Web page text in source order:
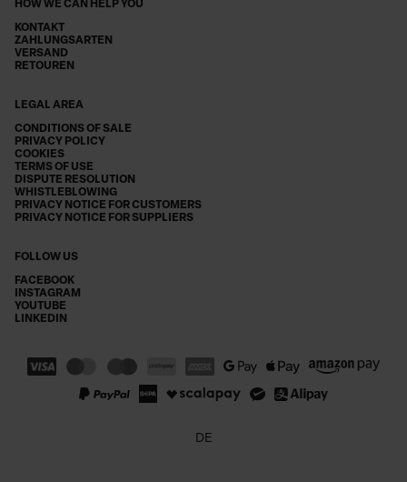
HOW WE CAN HELP YOU
KONTAKT
ZAHLUNGSARTEN
VERSAND
RETOUREN
LEGAL AREA
CONDITIONS OF SALE
PRIVACY POLICY
COOKIES
TERMS OF USE
DISPUTE RESOLUTION
WHISTLEBLOWING
PRIVACY NOTICE FOR CUSTOMERS
PRIVACY NOTICE FOR SUPPLIERS
FOLLOW US
FACEBOOK
INSTAGRAM
YOUTUBE
LINKEDIN
DE